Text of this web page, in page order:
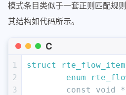
模式条目类似于一套正则匹配规
其结构如代码所示。
C
1
2
3
struct rte_flow_item
enum
const
void